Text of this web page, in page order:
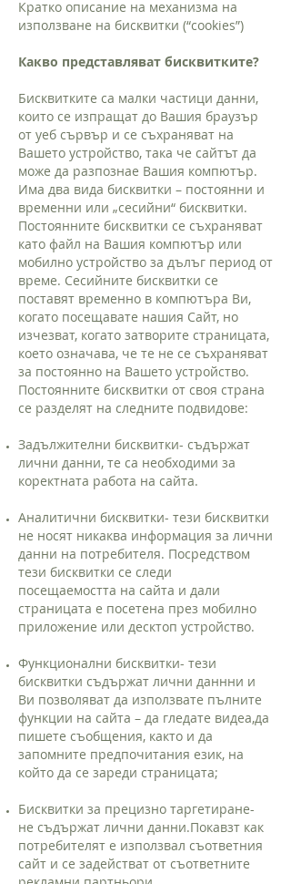
Кратко описание на механизма на
използване на бисквитки (“cookies”)
Какво представляват бисквитките?
Бисквитките са малки частици данни,
които се изпращат до Вашия браузър
от уеб сървър и се съхраняват на
Вашето устройство, така че сайтът да
може да разпознае Вашия компютър.
Има два вида бисквитки – постоянни и
временни или „сесийни“ бисквитки.
Постоянните бисквитки се съхраняват
като файл на Вашия компютър или
мобилно устройство за дълъг период от
време. Сесийните бисквитки се
поставят временно в компютъра Ви,
когато посещавате нашия Сайт, но
изчезват, когато затворите страницата,
което означава, че те не се съхраняват
за постоянно на Вашето устройство.
Постоянните бисквитки от своя страна
се разделят на следните подвидове:
Задължителни бисквитки- съдържат
лични данни, те са необходими за
коректната работа на сайта.
Аналитични бисквитки- тези бисквитки
не носят никаква информация за лични
данни на потребителя. Посредством
тези бисквитки се следи
посещаемостта на сайта и дали
страницата е посетена през мобилно
приложение или десктоп устройство.
Функционални бисквитки- тези
бисквитки съдържат лични даннни и
Ви позволяват да използвате пълните
функции на сайта – да гледате видеа,да
пишете съобщения, както и да
запомните предпочитания език, на
който да се зареди страницата;
Бисквитки за прецизно таргетиране-
не съдържат лични данни.Покавзт как
потребителят е използвал съответния
сайт и се задействат от съответните